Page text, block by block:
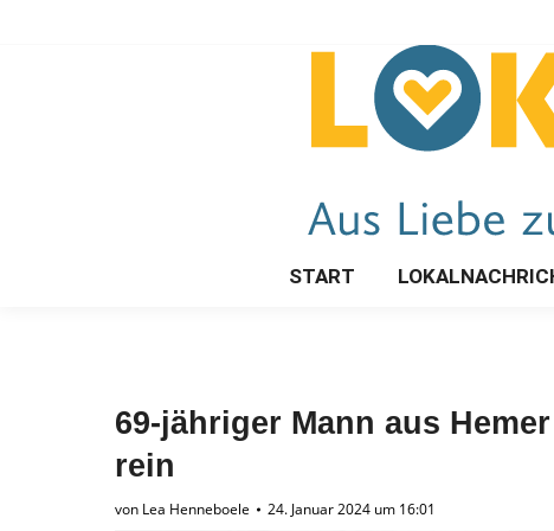
START
69-jähriger Mann aus
rein
von Lea Henneboele 24. Januar 2024 um 16:01